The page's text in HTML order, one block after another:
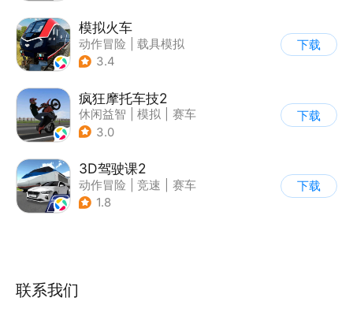
模拟火车
动作冒险
载具模拟
| 写实
3.4
下载
疯狂摩托车技2
休闲益智 模拟
赛车
| 写实
3.0
下载
3D驾驶课2
动作冒险 竞速
赛车
| 写实
1.8
下载
联系我们